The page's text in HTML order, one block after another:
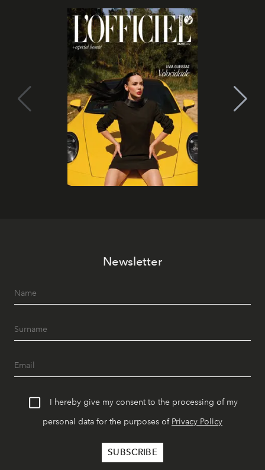
Newsletter
I hereby give my consent to the processing of my
personal data for the purposes of Privacy Policy